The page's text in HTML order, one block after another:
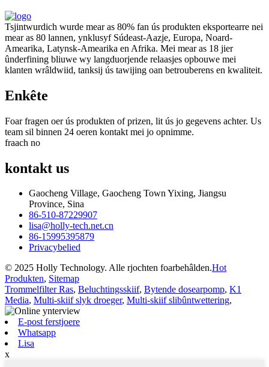
Tsjintwurdich wurde mear as 80% fan ús produkten eksportearre nei
mear as 80 lannen, ynklusyf Súdeast-Aazje, Europa, Noard-
Amearika, Latynsk-Amearika en Afrika. Mei mear as 18 jier
ûnderfining bliuwe wy langduorjende relaasjes opbouwe mei
klanten wrâldwiid, tanksij ús tawijing oan betrouberens en kwaliteit.
Enkête
Foar fragen oer ús produkten of prizen, lit ús jo gegevens achter. Us
team sil binnen 24 oeren kontakt mei jo opnimme.
fraach no
kontakt us
Gaocheng Village, Gaocheng Town Yixing, Jiangsu
Province, Sina
86-510-87229907
lisa@holly-tech.net.cn
86-15995395879
Privacybelied
© 2025 Holly Technology. Alle rjochten foarbehâlden.Hot
Produkten, Sitemap
Trommelfilter Ras, Beluchtingsskiif, Bytende dosearpomp, K1
Media, Multi-skiif slyk droeger, Multi-skiif slibûntwettering,
E-post ferstjoere
Whatsapp
Lisa
x